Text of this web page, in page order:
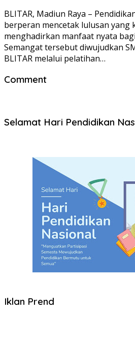
BLITAR, Madiun Raya –
berperan mencetak lulusan yang
menghadirkan manfaat nyata
Semangat tersebut diwujudkan
BLITAR melalui pelatihan…
Comment
Selamat Hari Pendidikan
Iklan Prend